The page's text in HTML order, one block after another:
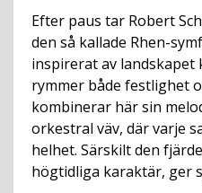
Efter paus tar Robert
den så kallade Rhen-
inspirerat av landskapet
rymmer både festlighet
kombinerar här sin
orkestral väv, där varje
helhet. Särskilt den
högtidliga karaktär, ger